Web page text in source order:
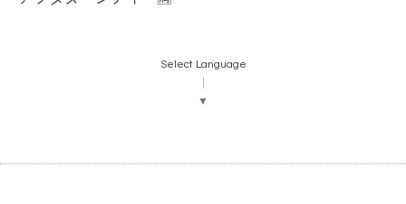
Select Language
▼